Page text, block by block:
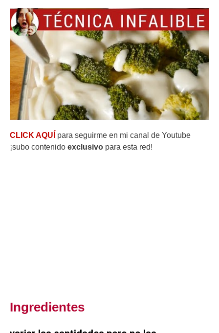
CLICK AQUÍ para seguirme en mi canal de Youtube
¡subo contenido exclusivo para esta red!
Ingredientes